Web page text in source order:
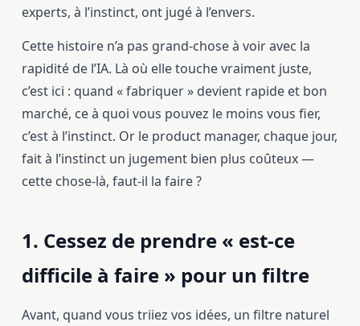
experts, à l’instinct, ont jugé à l’envers.
Cette histoire n’a pas grand-chose à voir avec la
rapidité de l’IA. Là où elle touche vraiment juste,
c’est ici : quand « fabriquer » devient rapide et bon
marché, ce à quoi vous pouvez le moins vous fier,
c’est à l’instinct. Or le product manager, chaque jour,
fait à l’instinct un jugement bien plus coûteux —
cette chose-là, faut-il la faire ?
1. Cessez de prendre « est-ce
difficile à faire » pour un filtre
Avant, quand vous triiez vos idées, un filtre naturel